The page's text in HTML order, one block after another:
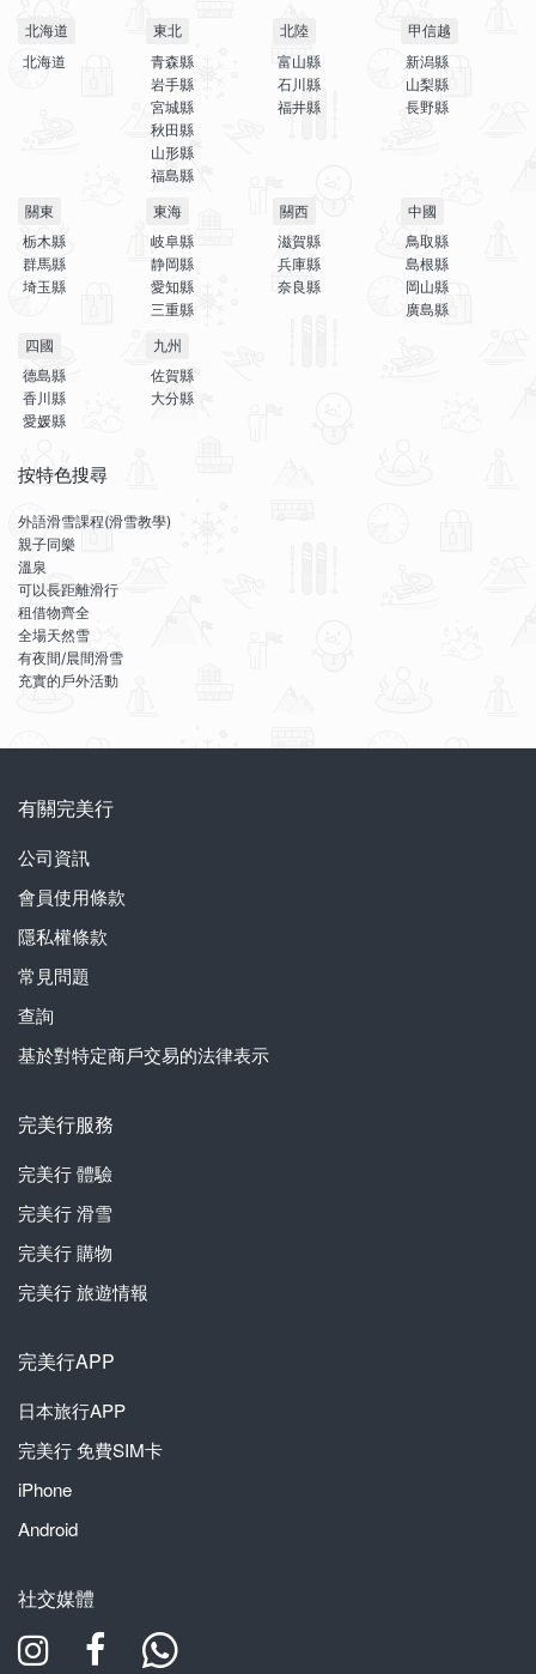
北海道
北海道
東北
青森縣
岩手縣
宮城縣
秋田縣
山形縣
福島縣
北陸
富山縣
石川縣
福井縣
甲信越
新潟縣
山梨縣
長野縣
關東
栃木縣
群馬縣
埼玉縣
東海
岐阜縣
静岡縣
愛知縣
三重縣
關西
滋賀縣
兵庫縣
奈良縣
中國
鳥取縣
島根縣
岡山縣
廣島縣
四國
德島縣
香川縣
愛媛縣
九州
佐賀縣
大分縣
按特色搜尋
外語滑雪課程(滑雪教學)
親子同樂
溫泉
可以長距離滑行
租借物齊全
全場天然雪
有夜間/晨間滑雪
充實的戶外活動
有關完美行
公司資訊
會員使用條款
隱私權條款
常見問題
查詢
基於對特定商戶交易的法律表示
完美行服務
完美行體驗
完美行滑雪
完美行購物
完美行旅遊情報
完美行APP
日本旅行APP
完美行免費SIM卡
iPhone
Android
社交媒體